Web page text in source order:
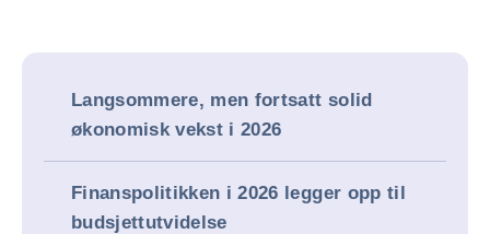
Langsommere, men fortsatt solid
økonomisk vekst i 2026
Finanspolitikken i 2026 legger opp til
budsjettutvidelse